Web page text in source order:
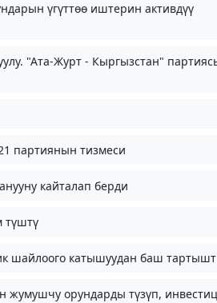
үгүттөө иштерин активдүү
"Ата-Журт - Кыргызстан"
партиянын тизмеси
кайталап берди
түштү
шайлоого катышуудан баш
жумушчу орундарды түзүп,